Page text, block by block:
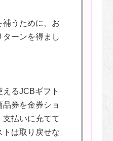
補うために、お
ーンを得まし
るJCBギフト
品券を金券ショ
支払いに充てて
トは取り戻せな